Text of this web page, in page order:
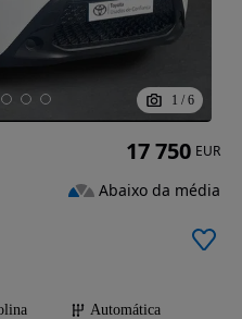
1 / 6
Automática
17 750 EUR
Abaixo da média